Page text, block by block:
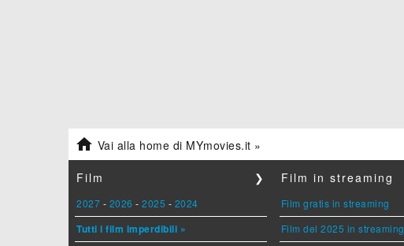
 Vai alla home di MYmovies.it »
Film ❯
2027 - 2026 - 2025 - 2024
Tutti i film imperdibili »
Film in streaming
Film gratis in streaming
Film del 2025 in streaming